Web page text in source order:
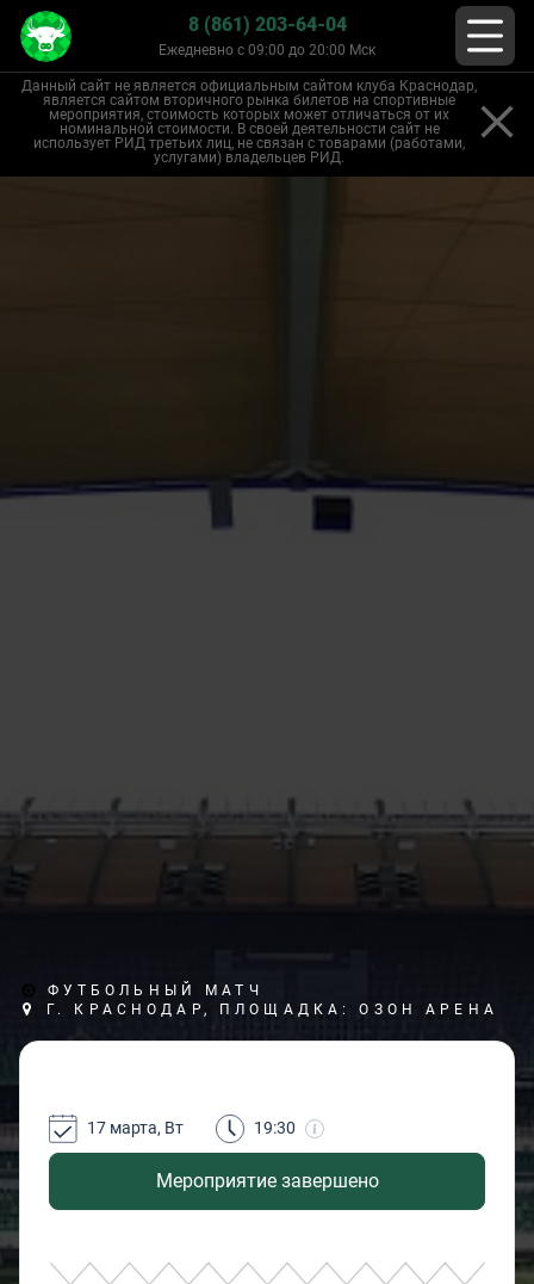
8 (861) 203-64-04
Ежедневно с 09:00 до 20:00 Мск
Данный сайт не является официальным сайтом клуба Краснодар,
является сайтом вторичного рынка билетов на спортивные
мероприятия, стоимость которых может отличаться от их
номинальной стоимости. В своей деятельности сайт не
использует РИД третьих лиц, не связан с товарами (работами,
услугами) владельцев РИД.
ФУТБОЛЬНЫЙ МАТЧ
Г. КРАСНОДАР, ПЛОЩАДКА: ОЗОН АРЕНА
Мероприятие завершено
17 марта, Вт 19:30